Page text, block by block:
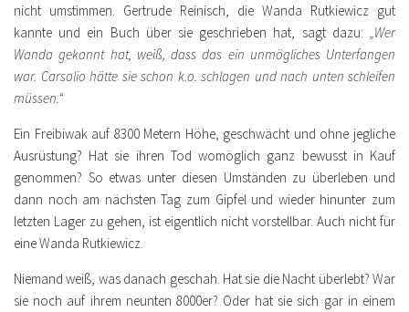
nicht umstimmen. Gertrude Reinisch, die Wanda Rutkiewicz gut
kannte und ein Buch über sie geschrieben hat, sagt dazu: „Wer
Wanda gekannt hat, weiß, dass das ein unmögliches Unterfangen
war. Carsolio hätte sie schon k.o. schlagen und nach unten schleifen
müssen.“
Ein Freibiwak auf 8300 Metern Höhe, geschwächt und ohne jegliche
Ausrüstung? Hat sie ihren Tod womöglich ganz bewusst in Kauf
genommen? So etwas unter diesen Umständen zu überleben und
dann noch am nächsten Tag zum Gipfel und wieder hinunter zum
letzten Lager zu gehen, ist eigentlich nicht vorstellbar. Auch nicht für
eine Wanda Rutkiewicz.
Niemand weiß, was danach geschah. Hat sie die Nacht überlebt? War
sie noch auf ihrem neunten 8000er? Oder hat sie sich gar in einem